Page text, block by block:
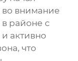
во внимание
районе с
активно
что